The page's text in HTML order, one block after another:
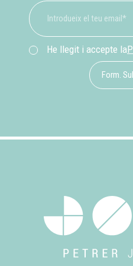
He llegit i accepte la
Form.